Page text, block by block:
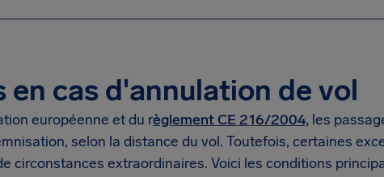
en cas d'annulation de vol
européenne et du règlement CE 216/2004, les
selon la distance du vol. Toutefois, certaines
circonstances extraordinaires. Voici les conditions